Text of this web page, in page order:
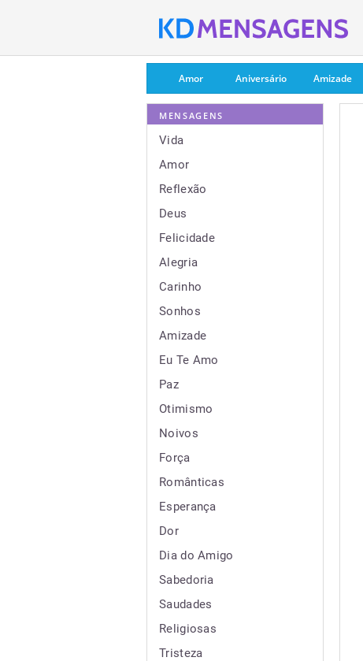
Amor Aniversário Amizade
MENSAGENS
Vida
Amor
Reflexão
Deus
Felicidade
Alegria
Carinho
Sonhos
Amizade
Eu Te Amo
Paz
Otimismo
Noivos
Força
Românticas
Esperança
Dor
Dia do Amigo
Sabedoria
Saudades
Religiosas
Tristeza